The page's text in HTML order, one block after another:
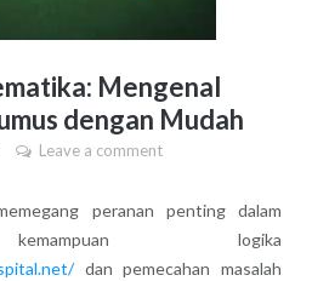
Mengenal
dengan Mudah
Leave a comment
peranan penting dalam
logika
dan pemecahan masalah